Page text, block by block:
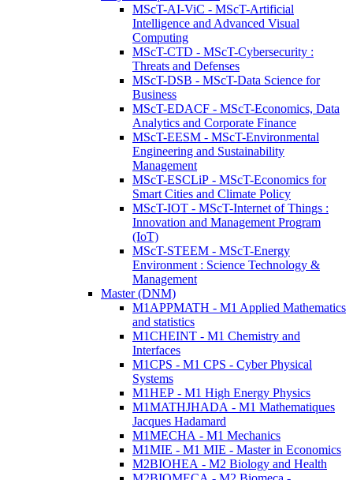
MScT-AI-ViC - MScT-Artificial
Intelligence and Advanced Visual
Computing
MScT-CTD - MScT-Cybersecurity :
Threats and Defenses
MScT-DSB - MScT-Data Science for
Business
MScT-EDACF - MScT-Economics, Data
Analytics and Corporate Finance
MScT-EESM - MScT-Environmental
Engineering and Sustainability
Management
MScT-ESCLiP - MScT-Economics for
Smart Cities and Climate Policy
MScT-IOT - MScT-Internet of Things :
Innovation and Management Program
(IoT)
MScT-STEEM - MScT-Energy
Environment : Science Technology &
Management
Master (DNM)
M1APPMATH - M1 Applied Mathematics
and statistics
M1CHEINT - M1 Chemistry and
Interfaces
M1CPS - M1 CPS - Cyber Physical
Systems
M1HEP - M1 High Energy Physics
M1MATHJHADA - M1 Mathematiques
Jacques Hadamard
M1MECHA - M1 Mechanics
M1MIE - M1 MIE - Master in Economics
M2BIOHEA - M2 Biology and Health